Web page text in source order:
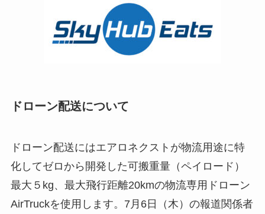
ドローン配送について
ドローン配送にはエアロネクストが物流用途に特
化してゼロから開発した可搬重量（ペイロード）
最大５kg、最大飛行距離20kmの物流専用ドローン
AirTruckを使用します。7月6日（木）の報道関係者